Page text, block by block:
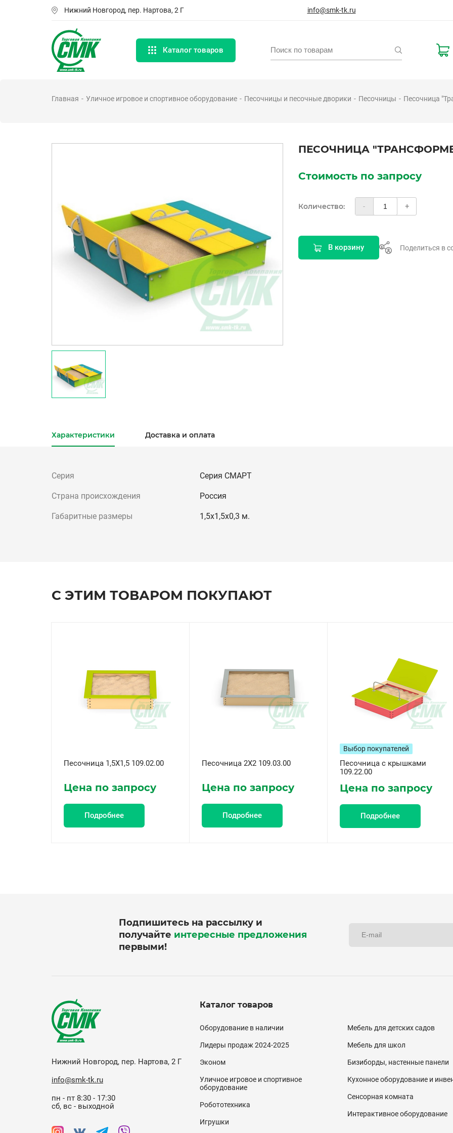
Нижний Новгород, пер. Нартова, 2 Г info@smk-tk.ru
Каталог товаров
Главная Уличное игровое и спортивное оборудование Песочницы и песочные дворики Песочницы Песочница
ПЕСОЧНИЦА
Стоимость по запросу
Количество: - +
В корзину Поделиться в
Характеристики Доставка и оплата
Серия Серия СМАРТ
Страна происхождения Россия
Габаритные размеры 1,5х1,5х0,3 м.
С ЭТИМ ТОВАРОМ ПОКУПАЮТ
Песочница 1,5X1,5 109.02.00
Цена по запросу
Подробнее
Песочница 2X2 109.03.00
Цена по запросу
Подробнее
Выбор покупателей
Песочница с крышками
109.22.00
Цена по запросу
Подробнее
Подпишитесь на рассылку и
получайте интересные предложения
первыми!
Нижний Новгород, пер. Нартова, 2 Г
info@smk-tk.ru
пн - пт 8:30 - 17:30
сб, вс - выходной
Каталог товаров
Каталог
(подвал)
Оборудование в наличии
Лидеры продаж 2024-2025
Эконом
Уличное игровое и спортивное
оборудование
Робототехника
Игрушки
Мебель для детских садов
Мебель для школ
Бизиборды, настенные панели
Кухонное оборудование и
Сенсорная комната
Интерактивное оборудование